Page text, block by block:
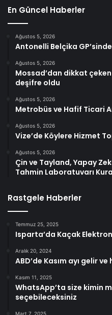
En Güncel Haberler
Ağustos 5, 2026
Antonelli Belçika
Ağustos 5, 2026
Mossad’dan dikkat çeken
deşifre oldu
Ağustos 5, 2026
Metrobüs ve Hafif Ticari
Ağustos 5, 2026
Vize’de Köylere Hizmet
Ağustos 5, 2026
Çin ve Tayland, Yapay
Tahmin Laboratuvarı
Rastgele Haberler
Temmuz 25, 2025
Isparta’da Kaçak
Aralık 20, 2024
ABD’de Kasım ayı gelir
Kasım 11, 2025
WhatsApp’ta size kimin
seçebileceksiniz
Mart 7, 2025